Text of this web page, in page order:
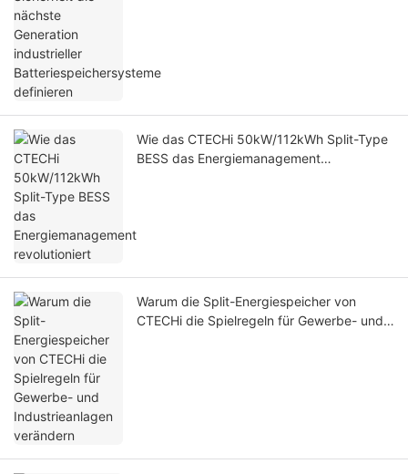
Wie das CTECHi 50kW/112kWh Split-Type
BESS das Energiemanagement
Warum die Split-Energiespeicher von
CTECHi die Spielregeln für Gewerbe- und